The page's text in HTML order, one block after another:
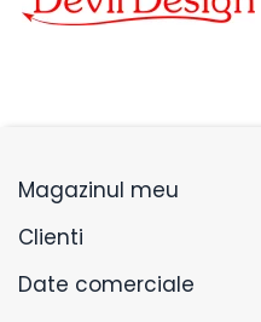
Magazinul meu
Clienti
Date comerciale